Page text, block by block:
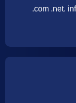
.com .net.